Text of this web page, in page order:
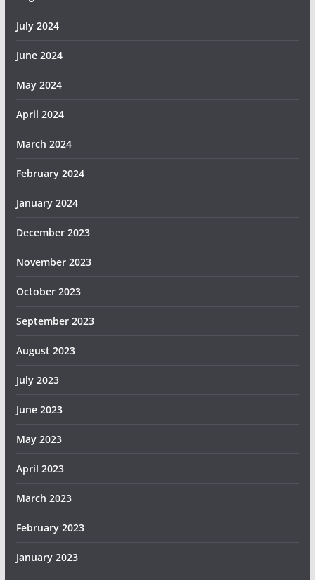
July 2024
June 2024
May 2024
April 2024
March 2024
February 2024
January 2024
December 2023
November 2023
October 2023
September 2023
August 2023
July 2023
June 2023
May 2023
April 2023
March 2023
February 2023
January 2023